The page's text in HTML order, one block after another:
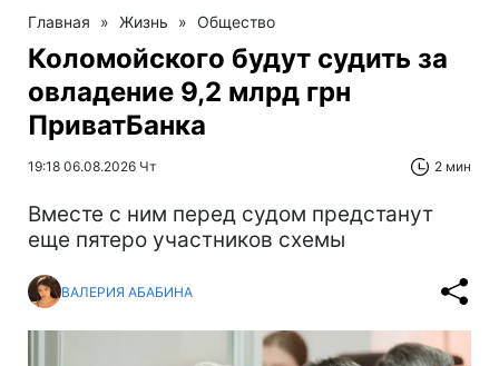
Главная » Жизнь » Общество
Коломойского будут судить за
овладение 9,2 млрд грн
ПриватБанка
19:18 06.08.2026 Чт 2 мин
Вместе с ним перед судом предстанут
еще пятеро участников схемы
ВАЛЕРИЯ АБАБИНА